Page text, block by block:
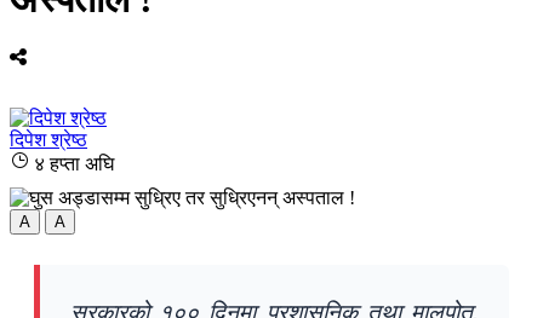
दिपेश श्रेष्ठ
४ हप्ता अघि
A A